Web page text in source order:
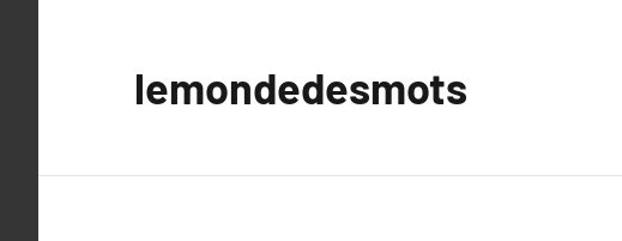
lemondedesmots